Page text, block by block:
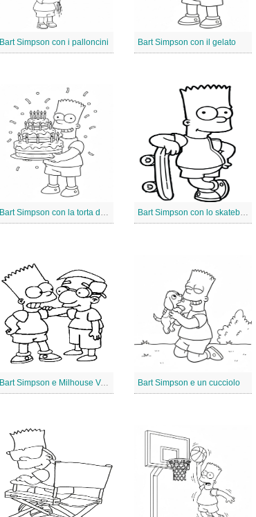
Bart Simpson con i palloncini Bart Simpson con il gelato
Bart Simpson con la torta di compleanno Bart Simpson con lo skateboard
Bart Simpson e Milhouse Van Houten Bart Simpson e un cucciolo